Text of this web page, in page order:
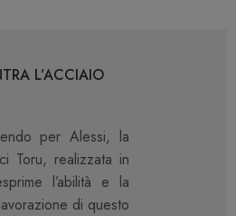
L’ACCIAIO
per Alessi, la
Toru, realizzata in
l’abilità e la
di questo